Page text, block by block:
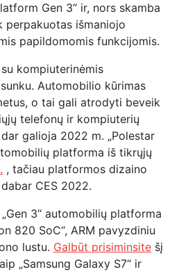
Gen 3“ ir, nors skamba
perpakuotas išmaniojo
papildomomis funkcijomis.
kompiuterinėmis
Automobilio kūrimas
o tai gali atrodyti beveik
telefonų ir kompiuterių
galioja 2022 m. „Polestar
platforma iš tikrųjų
, tačiau platformos dizaino
CES 2022.
„Gen 3“ automobilių platforma
820 SoC“, ARM pavyzdiniu
lustu. Galbūt prisiminsite šį
„Samsung Galaxy S7“ ir